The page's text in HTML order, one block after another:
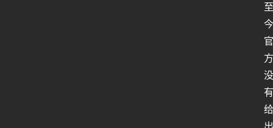
至
今
官
方
没
有
给